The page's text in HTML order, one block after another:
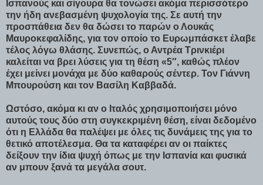
Ισπανούς και σίγουρα θα τονώσει ακόμα περισσότερο
την ήδη ανεβασμένη ψυχολογία της. Σε αυτή την
προσπάθεια δεν θα δώσει το παρών ο Λουκάς
Μαυροκεφαλίδης, για τον οποίο το Ευρωμπάσκετ έλαβε
τέλος λόγω θλάσης. Συνεπώς, ο Αντρέα Τρινκιέρι
καλείται να βρει λύσεις για τη θέση «5″, καθώς πλέον
έχει μείνει μονάχα με δύο καθαρούς σέντερ. Τον Γιάννη
Μπουρούση και τον Βασίλη Καββαδά.
Ωστόσο, ακόμα κι αν ο Ιταλός χρησιμοποιήσει μόνο
αυτούς τους δύο στη συγκεκριμένη θέση, είναι δεδομένο
ότι η Ελλάδα θα παλέψει με όλες τις δυνάμεις της για το
θετικό αποτέλεσμα. Θα τα καταφέρει αν οι παίκτες
δείξουν την ίδια ψυχή όπως με την Ισπανία και φυσικά
αν μπουν ξανά τα μεγάλα σουτ.